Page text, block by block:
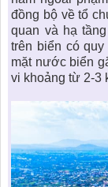
đồng bộ về tổ
quan và hạ
trên biển có
mặt nước biển
vi khoảng từ 2-3